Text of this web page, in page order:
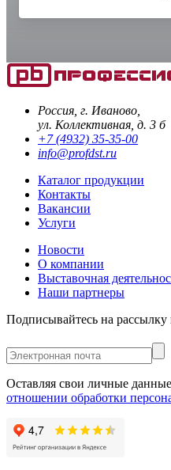
Россия, г. Иваново,
ул. Коллективная, д. 3 б
+7 (4932) 35-35-00
info@profdst.ru
Каталог продукции
Контакты
Вакансии
Услуги
Новости
О компании
Выставочная
Наши партнеры
Подписывайтесь на рассылку
Оставляя свои личные
отношении обработки